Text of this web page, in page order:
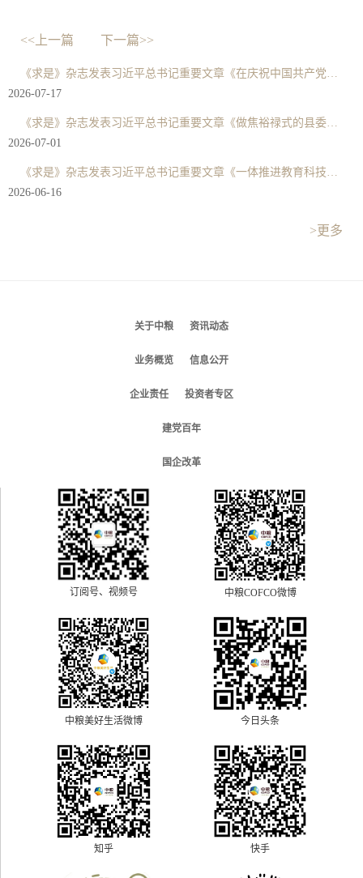
<<上一篇 下一篇>>
《求是》杂志发表习近平总书记重要文章《在庆祝中国共产党成立105周年大会上的讲话》
2026-07-17
《求是》杂志发表习近平总书记重要文章《做焦裕禄式的县委书记》
2026-07-01
《求是》杂志发表习近平总书记重要文章《一体推进教育科技人才发展》
2026-06-16
>更多
关于中粮 资讯动态
业务概览 信息公开
企业责任 投资者专区
建党百年
国企改革
订阅号、视频号 中粮COFCO微博
中粮美好生活微博 今日头条
知乎 快手